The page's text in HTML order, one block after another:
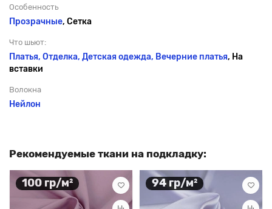
Особенность
Прозрачные, Сетка
Что шьют:
Платья, Отделка, Детская одежда, Вечерние платья, На
вставки
Волокна
Нейлон
Рекомендуемые ткани на подкладку:
100 гр/м² 94 гр/м²